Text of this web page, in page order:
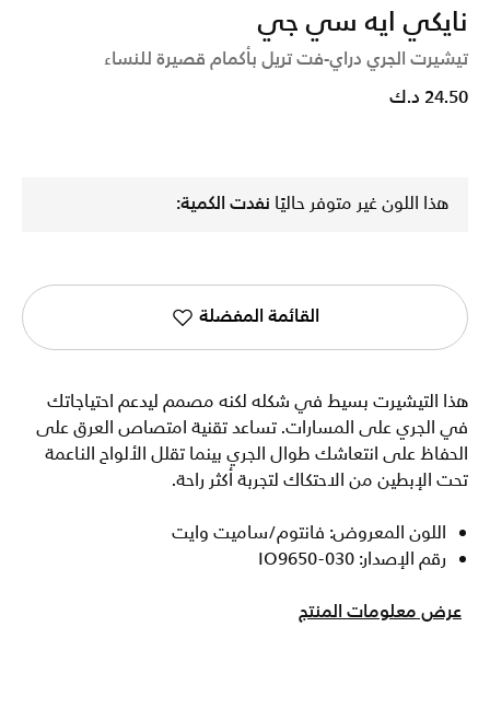
نايكي ايه سي جي
تيشيرت الجري دراي-فت تريل بأكمام قصيرة للنساء
24.50 د.ك
هذا اللون غير متوفر حاليًا نفدت الكمية:
القائمة المفضلة
هذا التيشيرت بسيط في شكله لكنه مصمم ليدعم احتياجاتك
في الجري على المسارات. تساعد تقنية امتصاص العرق على
الحفاظ على انتعاشك طوال الجري بينما تقلل الألواح الناعمة
تحت الإبطين من الاحتكاك لتجربة أكثر راحة.
اللون المعروض: فانتوم/ساميت وايت
رقم الإصدار: IO9650-030
عرض معلومات المنتج